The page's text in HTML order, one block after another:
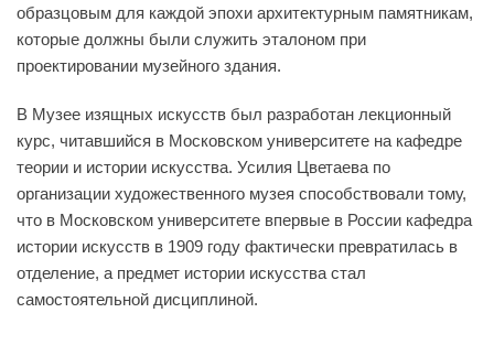
образцовым для каждой эпохи архитектурным памятникам,
которые должны были служить эталоном при
проектировании музейного здания.
В Музее изящных искусств был разработан лекционный
курс, читавшийся в Московском университете на кафедре
теории и истории искусства. Усилия Цветаева по
организации художественного музея способствовали тому,
что в Московском университете впервые в России кафедра
истории искусств в 1909 году фактически превратилась в
отделение, а предмет истории искусства стал
самостоятельной дисциплиной.